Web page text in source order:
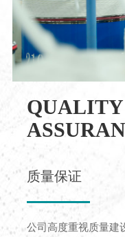
QUALITY
质量保证
公司高度重视质量建